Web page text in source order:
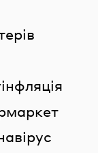
інфляція